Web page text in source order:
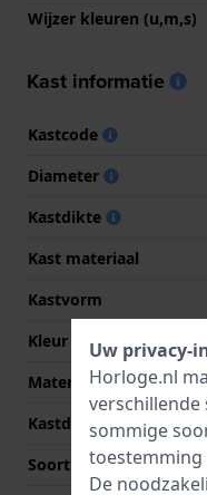
Wijzer kleuren (u,m,s)
Kast informatie
Kastcode
Diameter
Kastdikte
Kast materiaal
Kastvorm
Kleur kast
Materiaal kastdeksel
Kastdeksel
Soort glas
Uw privacy-
Horloge.nl
verschillende
sommige
toestemming
De